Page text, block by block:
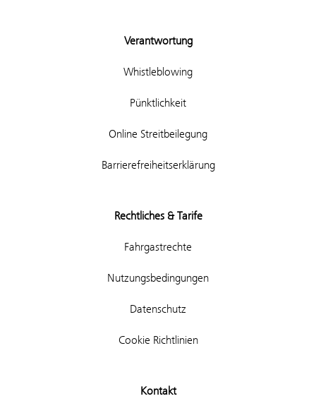
Verantwortung
Whistleblowing
Pünktlichkeit
Online Streitbeilegung
Barrierefreiheitserklärung
Rechtliches & Tarife
Fahrgastrechte
Nutzungsbedingungen
Datenschutz
Cookie Richtlinien
Kontakt